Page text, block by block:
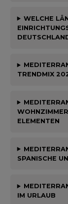
WELCHE
TRENDMIX
ELEMENTEN
SPANISCHE
IM URLAUB